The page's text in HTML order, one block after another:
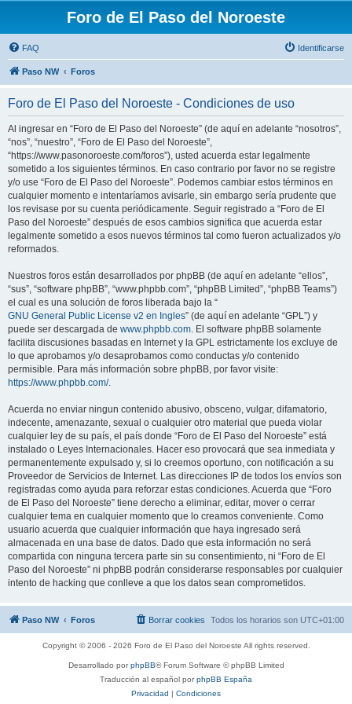
Foro de El Paso del Noroeste
FAQ Identificarse
Paso NW Foros
Foro de El Paso del Noroeste - Condiciones de uso
Al ingresar en “Foro de El Paso del Noroeste” (de aquí en adelante “nosotros”,
“nos”, “nuestro”, “Foro de El Paso del Noroeste”,
“https://www.pasonoroeste.com/foros”), usted acuerda estar legalmente
sometido a los siguientes términos. En caso contrario por favor no se registre
y/o use “Foro de El Paso del Noroeste”. Podemos cambiar estos términos en
cualquier momento e intentaríamos avisarle, sin embargo sería prudente que
los revisase por su cuenta periódicamente. Seguir registrado a “Foro de El
Paso del Noroeste” después de esos cambios significa que acuerda estar
legalmente sometido a esos nuevos términos tal como fueron actualizados y/o
reformados.
Nuestros foros están desarrollados por phpBB (de aquí en adelante “ellos”,
“sus”, “software phpBB”, “www.phpbb.com”, “phpBB Limited”, “phpBB Teams”)
el cual es una solución de foros liberada bajo la “
GNU General Public License v2 en Ingles” (de aquí en adelante “GPL”) y
puede ser descargada de www.phpbb.com. El software phpBB solamente
facilita discusiones basadas en Internet y la GPL estrictamente los excluye de
lo que aprobamos y/o desaprobamos como conductas y/o contenido
permisible. Para más información sobre phpBB, por favor visite:
https://www.phpbb.com/.
Acuerda no enviar ningun contenido abusivo, obsceno, vulgar, difamatorio,
indecente, amenazante, sexual o cualquier otro material que pueda violar
cualquier ley de su país, el país donde “Foro de El Paso del Noroeste” está
instalado o Leyes Internacionales. Hacer eso provocará que sea inmediata y
permanentemente expulsado y, si lo creemos oportuno, con notificación a su
Proveedor de Servicios de Internet. Las direcciones IP de todos los envíos son
registradas como ayuda para reforzar estas condiciones. Acuerda que “Foro
de El Paso del Noroeste” tiene derecho a eliminar, editar, mover o cerrar
cualquier tema en cualquier momento que lo creamos conveniente. Como
usuario acuerda que cualquier información que haya ingresado será
almacenada en una base de datos. Dado que esta información no será
compartida con ninguna tercera parte sin su consentimiento, ni “Foro de El
Paso del Noroeste” ni phpBB podrán considerarse responsables por cualquier
intento de hacking que conlleve a que los datos sean comprometidos.
Paso NW Foros Todos los horarios son UTC+01:00
Borrar cookies
Copyright © 2006 - 2026 Foro de El Paso del Noroeste All rights reserved.
Desarrollado porphpBB® Forum Software © phpBB Limited
Traducción al español porphpBB España
Privacidad | Condiciones